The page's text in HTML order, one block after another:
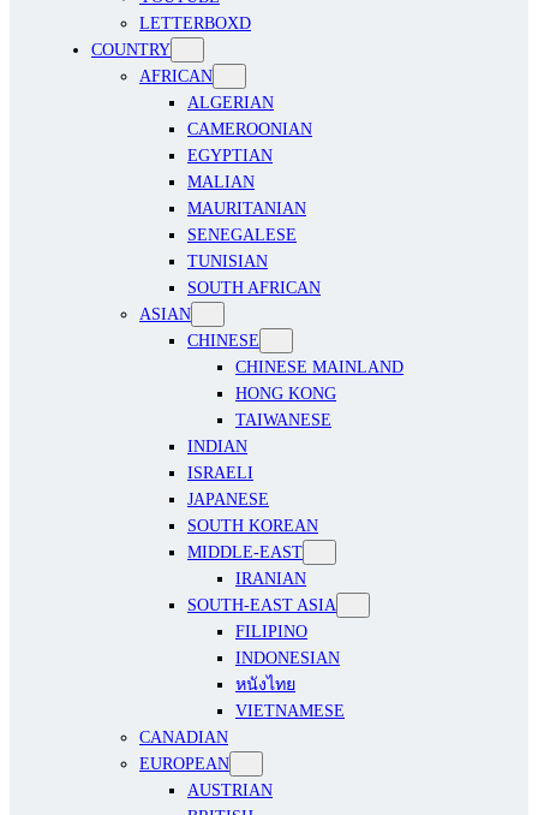
LETTERBOXD
COUNTRY
AFRICAN
ALGERIAN
CAMEROONIAN
EGYPTIAN
MALIAN
MAURITANIAN
SENEGALESE
TUNISIAN
SOUTH AFRICAN
ASIAN
CHINESE
CHINESE MAINLAND
HONG KONG
TAIWANESE
INDIAN
ISRAELI
JAPANESE
SOUTH KOREAN
MIDDLE-EAST
IRANIAN
SOUTH-EAST ASIA
FILIPINO
INDONESIAN
หนังไทย
VIETNAMESE
CANADIAN
EUROPEAN
AUSTRIAN